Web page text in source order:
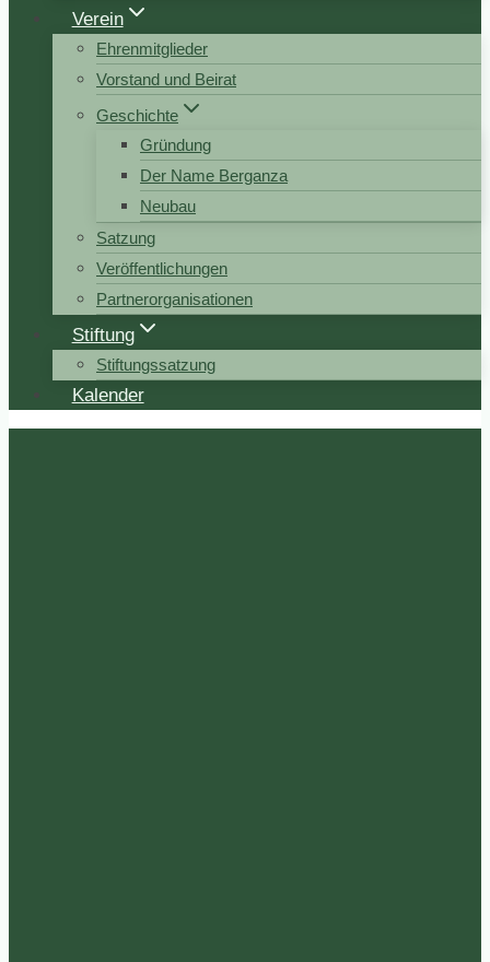
Verein
Ehrenmitglieder
Vorstand und Beirat
Geschichte
Gründung
Der Name Berganza
Neubau
Satzung
Veröffentlichungen
Partnerorganisationen
Stiftung
Stiftungssatzung
Kalender